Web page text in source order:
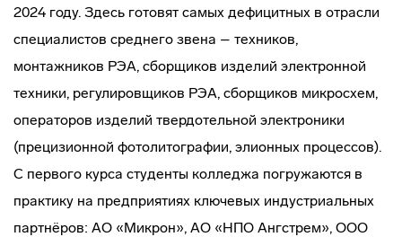
2024 году. Здесь готовят самых дефицитных в отрасли
специалистов среднего звена – техников,
монтажников РЭА, сборщиков изделий электронной
техники, регулировщиков РЭА, сборщиков микросхем,
операторов изделий твердотельной электроники
(прецизионной фотолитографии, элионных процессов).
С первого курса студенты колледжа погружаются в
практику на предприятиях ключевых индустриальных
партнёров: АО «Микрон», АО «НПО Ангстрем», ООО